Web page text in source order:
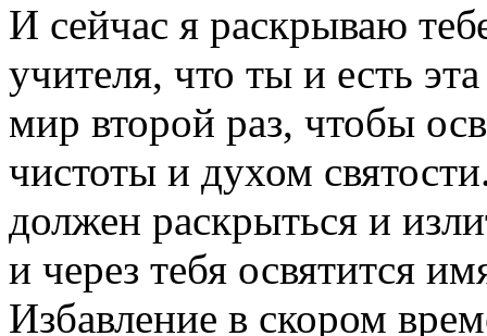
И сейчас я раскрываю
учителя, что ты и есть
мир второй раз, чтобы
чистоты и духом
должен раскрыться и
и через тебя освятится
Избавление в скором